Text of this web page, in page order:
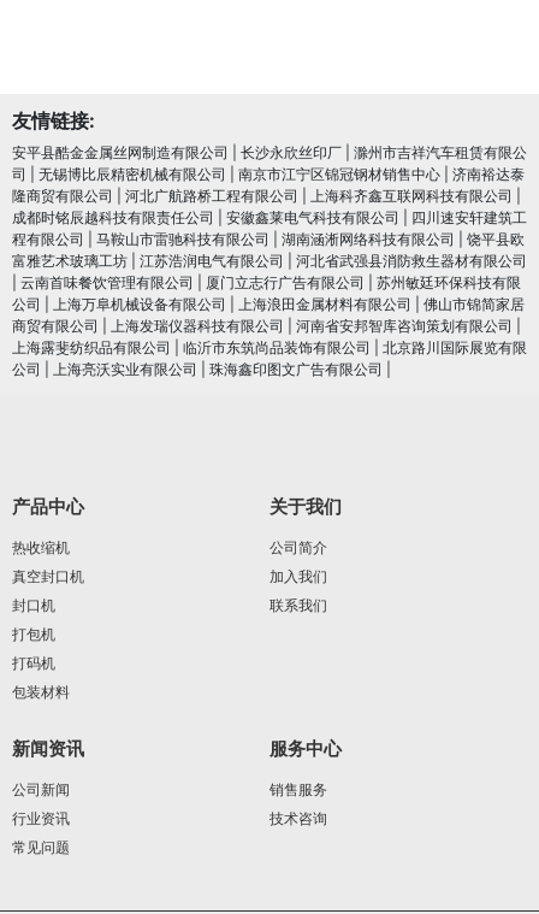
友情链接:
安平县酷金金属丝网制造有限公司 长沙永欣丝印厂
滁州市吉祥汽车租赁有限公
司
无锡博比辰精密机械有限公司 南京市江宁区锦冠钢材销售中心
济南裕达泰
隆商贸有限公司
河北广航路桥工程有限公司 上海科齐鑫互联网科技有限公司
成都时铭辰越科技有限责任公司
安徽鑫莱电气科技有限公司
四川速安轩建筑工
程有限公司
马鞍山市雷驰科技有限公司 湖南涵淅网络科技有限公司
饶平县欧
富雅艺术玻璃工坊
江苏浩润电⽓有限公司
河北省武强县消防救生器材有限公司
云南首味餐饮管理有限公司 厦门立志行广告有限公司
苏州敏廷环保科技有限
公司
上海万阜机械设备有限公司 上海浪田金属材料有限公司
佛山市锦简家居
商贸有限公司
上海发瑞仪器科技有限公司 河南省安邦智库咨询策划有限公司
上海露斐纺织品有限公司
临沂市东筑尚品装饰有限公司
北京路川国际展览有限
公司
上海亮沃实业有限公司 珠海鑫印图文广告有限公司
产品中心
热收缩机
真空封口机
封口机
打包机
打码机
包装材料
关于我们
公司简介
加入我们
联系我们
新闻资讯
公司新闻
行业资讯
常见问题
服务中心
销售服务
技术咨询